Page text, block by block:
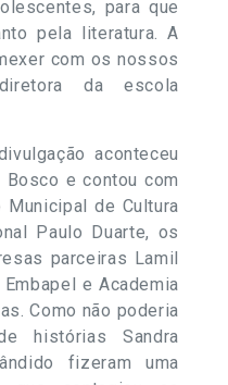
para que
pela literatura. A
com os nossos
da escola
aconteceu
e contou com
de Cultura
Paulo Duarte, os
parceiras Lamil
e Academia
Como não poderia
histórias Sandra
fizeram uma